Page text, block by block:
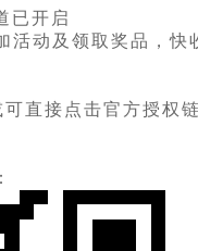
已开启
动及领取奖品，快
直接点击官方授权